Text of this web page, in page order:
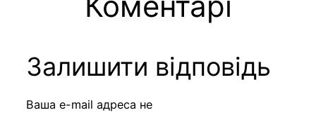
Залишити відповідь
Ваша e-mail адреса не